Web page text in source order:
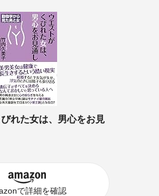
れた女は、男心をお見
で詳細を確認